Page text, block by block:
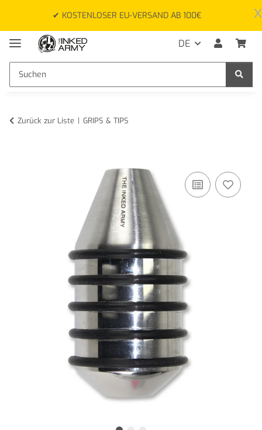
x
✔ KOSTENLOSER EU-VERSAND AB 100€
DE
Zurück zur Liste GRIPS & TIPS